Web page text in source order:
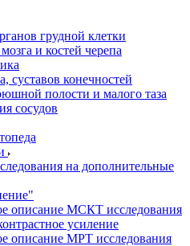
грудной клетки
и костей черепа
суставов конечностей
полости и малого таза
сосудов
на дополнительные
описание МСКТ исследования
усиление
описание МРТ исследования